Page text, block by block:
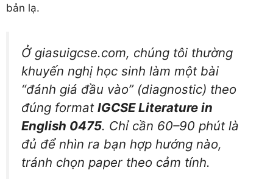
bản lạ.
Ở giasuigcse.com, chúng tôi thường
khuyến nghị học sinh làm một bài
“đánh giá đầu vào” (diagnostic) theo
đúng format IGCSE Literature in
English 0475. Chỉ cần 60–90 phút là
đủ để nhìn ra bạn hợp hướng nào,
tránh chọn paper theo cảm tính.